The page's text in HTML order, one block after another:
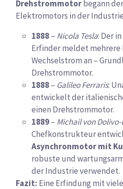
Drehstrommotor begann
Elektromotors in der
1888– Nicola Tesla: Der
Erfinder meldet mehrere
Wechselstrom an –
Drehstrommotor.
1888– Galileo Ferraris:
entwickelt der
einen Drehstrommotor.
1889– Michail von
Chefkonstrukteur
Asynchronmotor mit
robuste und
der Industrie verwendet.
Fazit: Eine Erfindung mit